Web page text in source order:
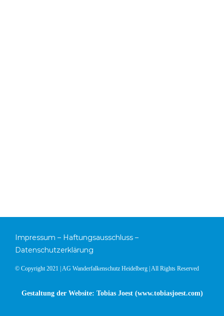
Impressum – Haftungsausschluss –
Datenschutzerklärung
© Copyright 2021 | AG Wanderfalkenschutz Heidelberg | All Rights Reserved
Gestaltung der Website: Tobias Joest (www.tobiasjoest.com)